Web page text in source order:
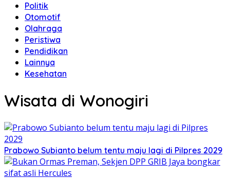
Politik
Otomotif
Olahraga
Peristiwa
Pendidikan
Lainnya
Kesehatan
Wisata di Wonogiri
Prabowo Subianto belum tentu maju lagi di Pilpres 2029